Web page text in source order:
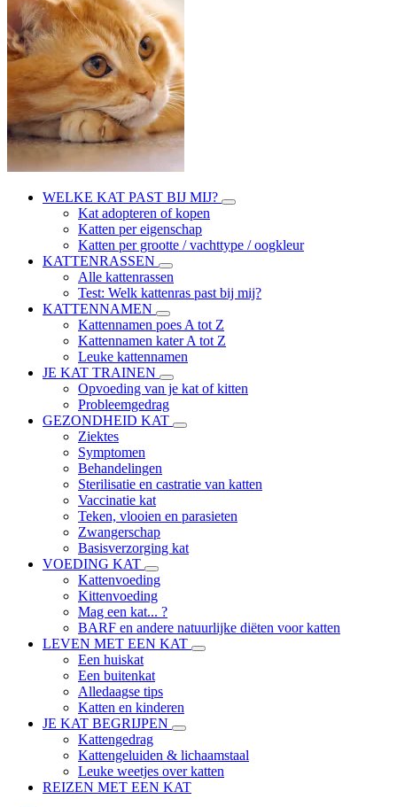
WELKE KAT PAST BIJ MIJ?
Kat adopteren of kopen
Katten per eigenschap
Katten per grootte / vachttype / oogkleur
KATTENRASSEN
Alle kattenrassen
Test: Welk kattenras past bij mij?
KATTENNAMEN
Kattennamen poes A tot Z
Kattennamen kater A tot Z
Leuke kattennamen
JE KAT TRAINEN
Opvoeding van je kat of kitten
Probleemgedrag
GEZONDHEID KAT
Ziektes
Symptomen
Behandelingen
Sterilisatie en castratie van katten
Vaccinatie kat
Teken, vlooien en parasieten
Zwangerschap
Basisverzorging kat
VOEDING KAT
Kattenvoeding
Kittenvoeding
Mag een kat... ?
BARF en andere natuurlijke diëten voor katten
LEVEN MET EEN KAT
Een huiskat
Een buitenkat
Alledaagse tips
Katten en kinderen
JE KAT BEGRIJPEN
Kattengedrag
Kattengeluiden & lichaamstaal
Leuke weetjes over katten
REIZEN MET EEN KAT